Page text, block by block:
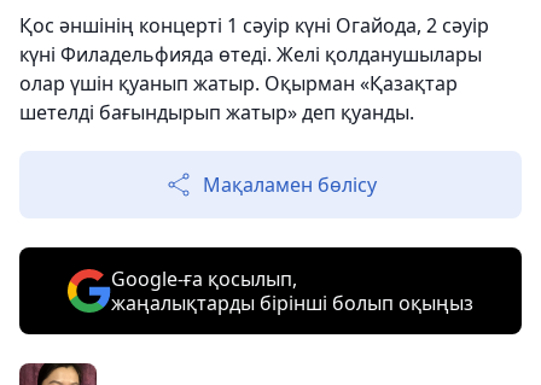
Қос әншінің концерті 1 сәуір күні Огайода, 2 сәуір
күні Филадельфияда өтеді. Желі қолданушылары
олар үшін қуанып жатыр. Оқырман «Қазақтар
шетелді бағындырып жатыр» деп қуанды.
Мақаламен бөлісу
Google-ға қосылып,
жаңалықтарды бірінші болып оқыңыз